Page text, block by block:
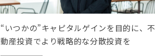
“いつかの”キャピタルゲインを目的に、不
動産投資でより戦略的な分散投資を